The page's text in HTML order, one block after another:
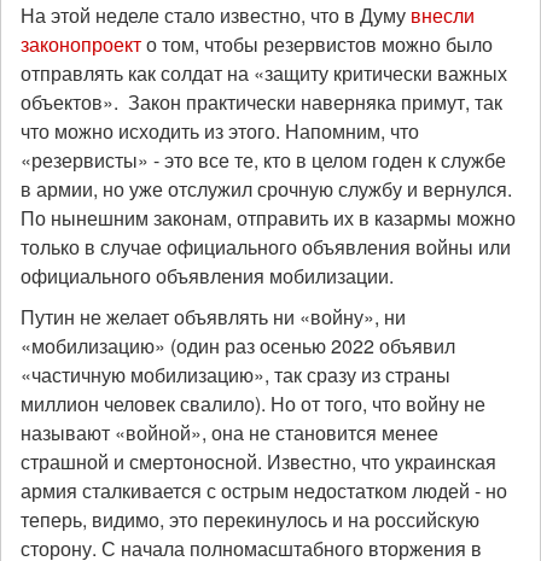
На этой неделе стало известно, что в Думу внесли
законопроекто том, чтобы резервистов можно было
отправлять как солдат на «защиту критически важных
объектов». Закон практически наверняка примут, так
что можно исходить из этого. Напомним, что
«резервисты» - это все те, кто в целом годен к службе
в армии, но уже отслужил срочную службу и вернулся.
По нынешним законам, отправить их в казармы можно
только в случае официального объявления войны или
официального объявления мобилизации.
Путин не желает объявлять ни «войну», ни
«мобилизацию» (один раз осенью 2022 объявил
«частичную мобилизацию», так сразу из страны
миллион человек свалило). Но от того, что войну не
называют «войной», она не становится менее
страшной и смертоносной. Известно, что украинская
армия сталкивается с острым недостатком людей - но
теперь, видимо, это перекинулось и на российскую
сторону. С начала полномасштабного вторжения в